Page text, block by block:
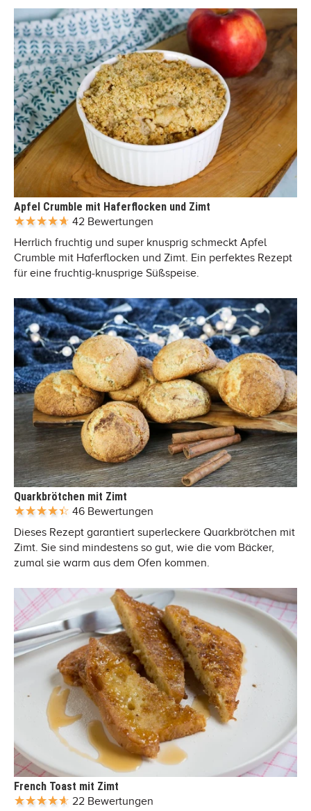
Apfel Crumble mit Haferflocken und Zimt
42 Bewertungen
Herrlich fruchtig und super knusprig schmeckt Apfel
Crumble mit Haferflocken und Zimt. Ein perfektes Rezept
für eine fruchtig-knusprige Süßspeise.
Quarkbrötchen mit Zimt
46 Bewertungen
Dieses Rezept garantiert superleckere Quarkbrötchen mit
Zimt. Sie sind mindestens so gut, wie die vom Bäcker,
zumal sie warm aus dem Ofen kommen.
French Toast mit Zimt
22 Bewertungen